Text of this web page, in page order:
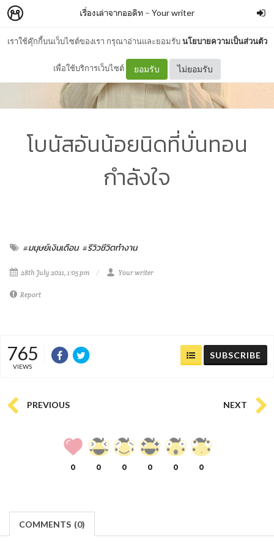
เราใช้คุ๊กกี้บนเว็บไซต์ของเรา กรุณาอ่านและยอมรับนโยบายความเป็นส่วนตัว
เพื่อใช้บริการเว็บไซต์ ยอมรับ ไม่ยอมรับ
เรื่องเล่าจากออดิท – Your writer
โบนัสอันน้อยนิดที่บั่นทอน
กำลังใจ
#มนุษย์เงินเดือน #รีวิวชีวิตทำงาน
28th July 2021, 1:05 pm Your writer
Report
765
VIEWS
SUBSCRIBE
PREVIOUS NEXT
0 0 0 0 0 0
COMMENTS (0)